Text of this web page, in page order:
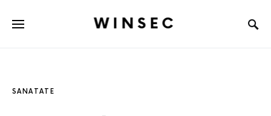
WINSEC
SANATATE